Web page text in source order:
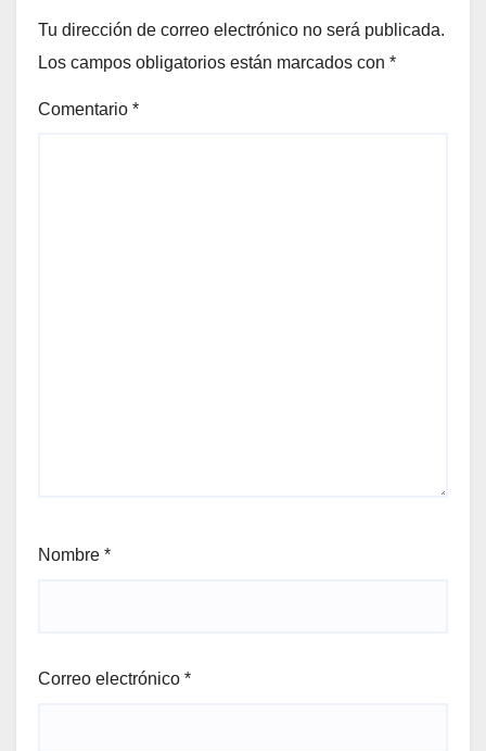
Tu dirección de correo electrónico no será publicada.
Los campos obligatorios están marcados con *
Comentario *
Nombre *
Correo electrónico *